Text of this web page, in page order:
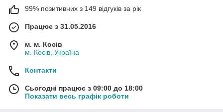
99% позитивних з 149 відгуків за рік
Працює з 31.05.2016
м. м. Косів
м. Косів, Україна
Контакти
Сьогодні працює з 09:00 до 18:00
Показати весь графік роботи